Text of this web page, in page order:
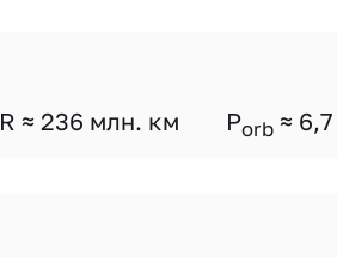
R ≈ 236 млн. км Porb ≈ 6,7